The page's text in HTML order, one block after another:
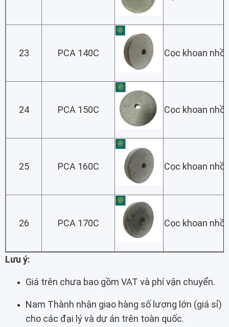
23 PCA 140C Cọc khoan
24 PCA 150C Cọc khoan
25 PCA 160C Cọc khoan
26 PCA 170C Cọc khoan
Lưu ý:
Giá trên chưa bao gồm VAT và phí vận chuyển.
Nam Thành nhận giao hàng số lượng lớn (giá sỉ)
cho các đại lý và dự án trên toàn quốc.